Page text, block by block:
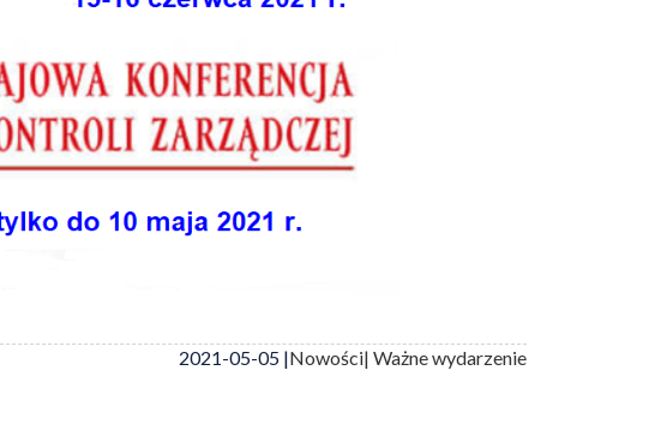
2021-05-05 |Nowości| Ważne wydarzenie